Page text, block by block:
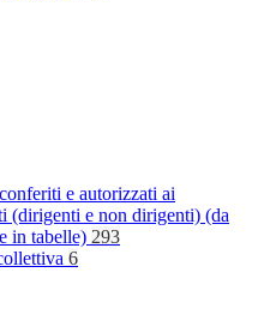
e autorizzati ai
(dirigenti e non dirigenti) (da
in tabelle) 293
6